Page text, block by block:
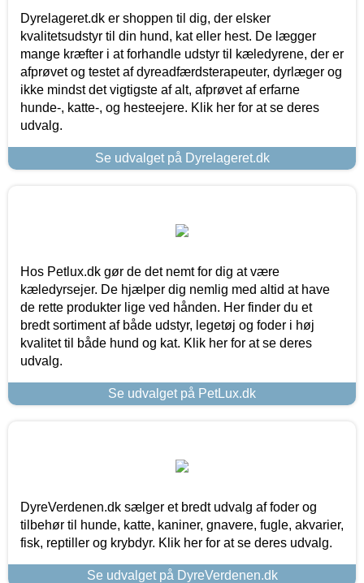
Dyrelageret.dk er shoppen til dig, der elsker
kvalitetsudstyr til din hund, kat eller hest. De lægger
mange kræfter i at forhandle udstyr til kæledyrene, der er
afprøvet og testet af dyreadfærdsterapeuter, dyrlæger og
ikke mindst det vigtigste af alt, afprøvet af erfarne
hunde-, katte-, og hesteejere. Klik her for at se deres
udvalg.
Se udvalget på Dyrelageret.dk
Hos Petlux.dk gør de det nemt for dig at være
kæledyrsejer. De hjælper dig nemlig med altid at have
de rette produkter lige ved hånden. Her finder du et
bredt sortiment af både udstyr, legetøj og foder i høj
kvalitet til både hund og kat. Klik her for at se deres
udvalg.
Se udvalget på PetLux.dk
DyreVerdenen.dk sælger et bredt udvalg af foder og
tilbehør til hunde, katte, kaniner, gnavere, fugle, akvarier,
fisk, reptiller og krybdyr. Klik her for at se deres udvalg.
Se udvalget på DyreVerdenen.dk